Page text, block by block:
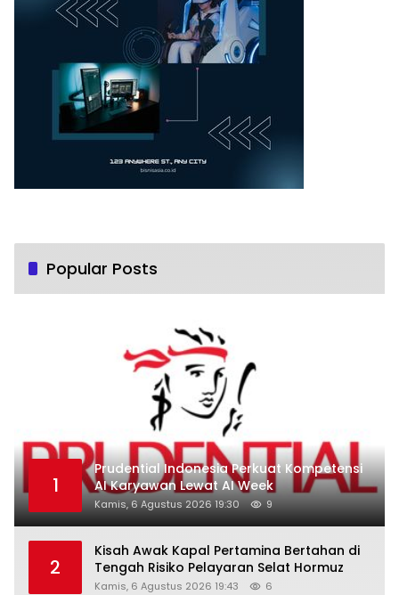
Popular Posts
1
Prudential Indonesia Perkuat Kompetensi
AI Karyawan Lewat AI Week
Kamis, 6 Agustus 2026 19:30 9
2
Kisah Awak Kapal Pertamina Bertahan di
Tengah Risiko Pelayaran Selat Hormuz
Kamis, 6 Agustus 2026 19:43 6